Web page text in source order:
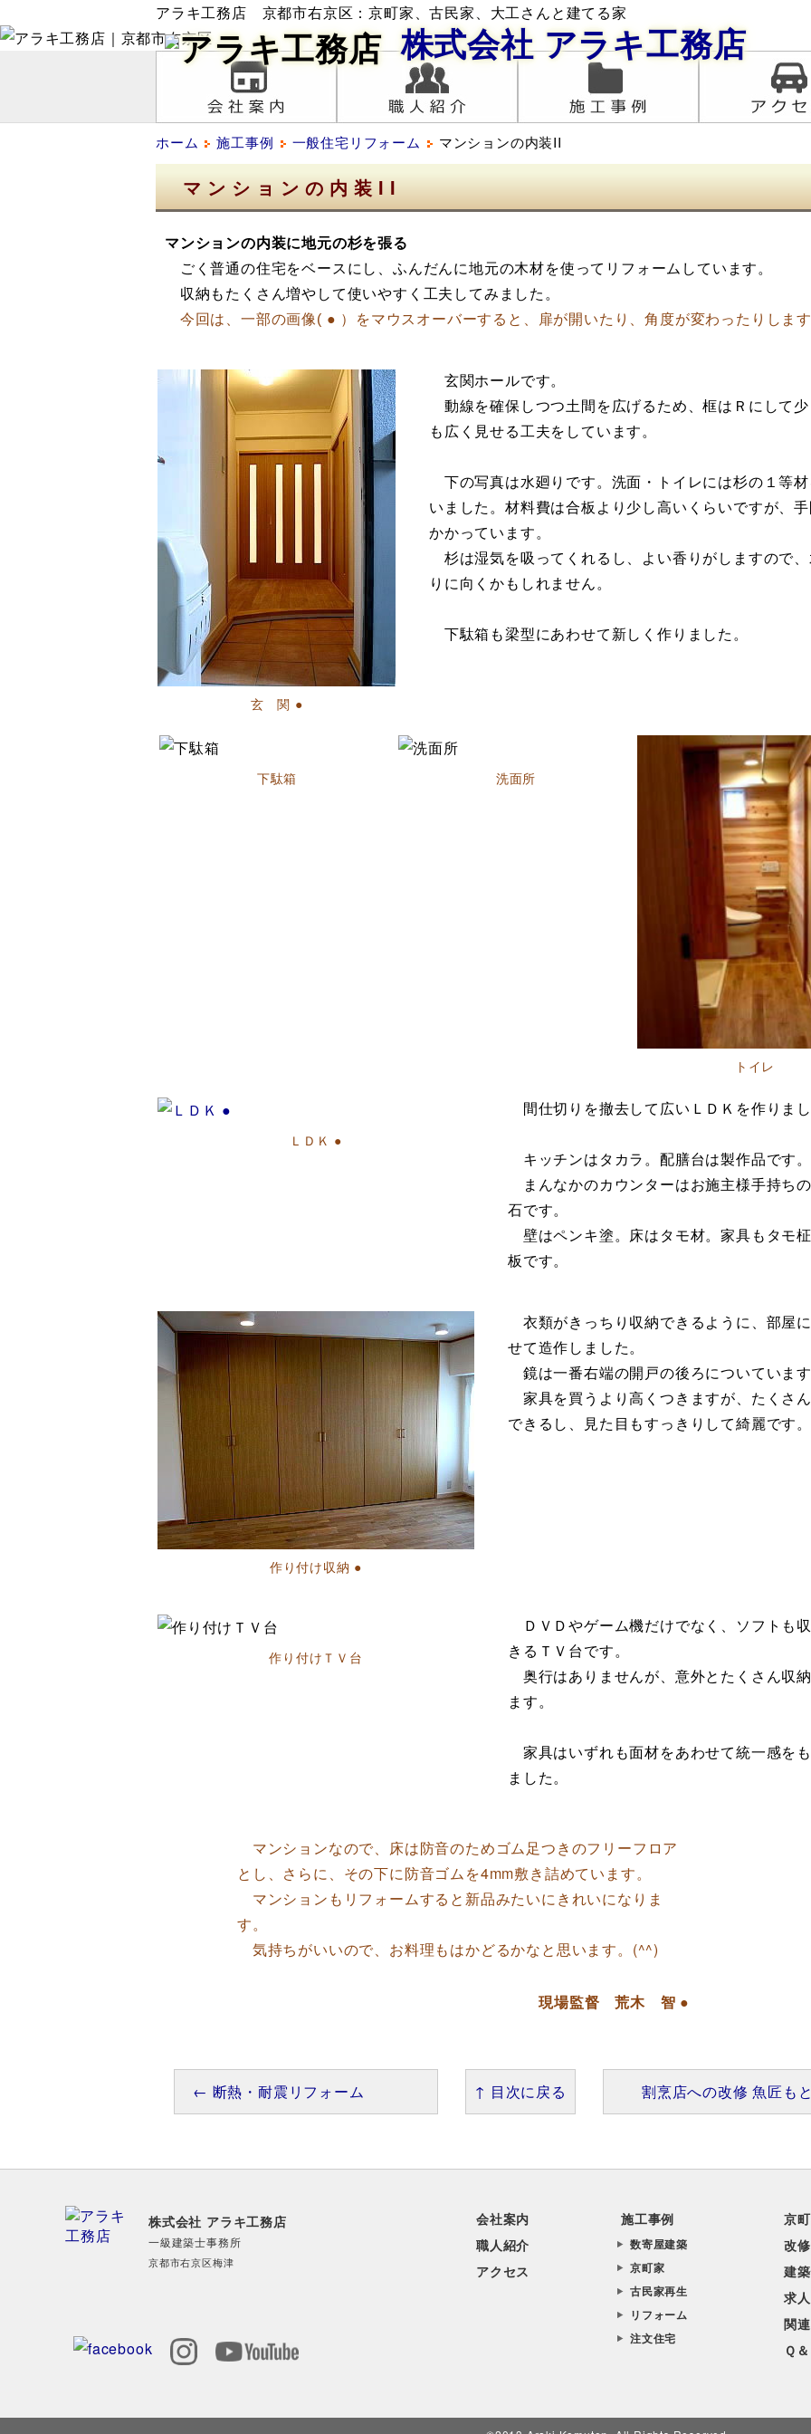
アラキ工務店 京都市右京区：京町家、古民家、大工さんと建てる家
株式会社アラキ工務店
ホーム 施工事例 一般住宅リフォーム マンションの内装II
マンションの内装II
マンションの内装に地元の杉を張る
ごく普通の住宅をベースにし、ふんだんに地元の木材を使ってリフォームしています。
収納もたくさん増やして使いやすく工夫してみました。
今回は、一部の画像( ● ）をマウスオーバーすると、扉が開いたり、角度が変わったりします
玄 関 ●
玄関ホールです。
動線を確保しつつ土間を広げるため、框はＲにして
も広く見せる工夫をしています。
下の写真は水廻りです。洗面・トイレには杉の１等
いました。材料費は合板より少し高いくらいですが、
かかっています。
杉は湿気を吸ってくれるし、よい香りがしますので
りに向くかもしれません。
下駄箱も梁型にあわせて新しく作りました。
下駄箱 洗面所
トイレ
ＬＤＫ ●
間仕切りを撤去して広いＬＤＫを作りまし
キッチンはタカラ。配膳台は製作品です。
まんなかのカウンターはお施主様手持ち
石です。
壁はペンキ塗。床はタモ材。家具もタモ
板です。
作り付け収納 ●
衣類がきっちり収納できるように、部屋
せて造作しました。
鏡は一番右端の開戸の後ろについています
家具を買うより高くつきますが、たくさ
できるし、見た目もすっきりして綺麗です。
作り付けＴＶ台
ＤＶＤやゲーム機だけでなく、ソフトも
きるＴＶ台です。
奥行はありませんが、意外とたくさん収
ます。
家具はいずれも面材をあわせて統一感を
ました。
マンションなので、床は防音のためゴム足つきのフリーフロア
とし、さらに、その下に防音ゴムを4mm敷き詰めています。
マンションもリフォームすると新品みたいにきれいになりま
す。
気持ちがいいので、お料理もはかどるかなと思います。(^^)
現場監督 荒木 智 ●
← 断熱・耐震リフォーム ↑ 目次に戻る 割烹店への改修 魚匠も
株式会社 アラキ工務店
一級建築士事務所
京都市右京区梅津
会社案内
職人紹介
アクセス
施工事例
数寄屋建築
京町家
古民家再生
リフォーム
注文住宅
京
改
建
求人
関
Ｑ